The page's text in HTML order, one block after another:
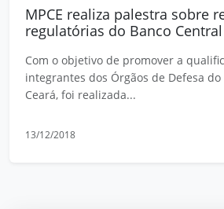
MPCE realiza palestra sobre
regulatórias do Banco Central
Com o objetivo de promover a
integrantes dos Órgãos de Defesa
Ceará, foi realizada...
13/12/2018